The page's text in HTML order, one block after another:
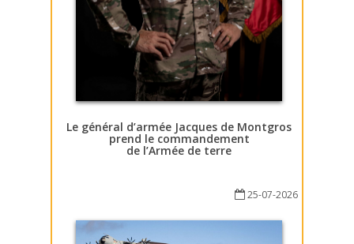
Le général d’armée Jacques de Montgros
prend le commandement
de l’Armée de terre
25-07-2026